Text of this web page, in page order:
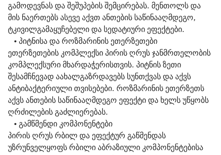
გამოდევნას და შეშუპების შემცირებას. მენთოლს და
მის ნაერთებს ასევე აქვთ ანთების საწინააღმდეგო,
ტკივილგამაყუჩებელი და სედატიური ეფექტები.
• პიტნისა და როზმარინის ეთერზეთები
ეთერზეთების კომპლექსი პირის ღრუს ჯანმრთელობის
კომპლექსური მხარდაჭერისთვის. პიტნის ზეთი
შესამჩნევად აახალგაზრდავებს სუნთქვას და აქვს
ანტიბაქტერიული თვისებები. როზმარინის ეთერზეთს
აქვს ანთების საწინააღმდეგო ეფექტი და ხელს უწყობს
ღრძილების გაძლიერებას.
• გამწმენდი კომპონენტები
პირის ღრუს რბილ და ეფექტურ გაწმენდას
უზრუნველყოფს რბილი აბრაზიული კომპონენტებისა